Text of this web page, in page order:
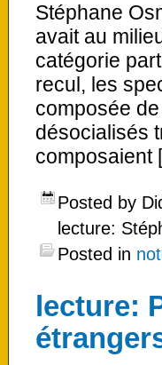
Stéphane
avait au
catégorie
recul, les
composée
désocialisés
composaient
Posted by
lecture:
Posted in
lecture: